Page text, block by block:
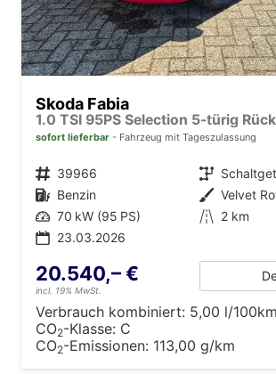
Skoda Fabia
sofort lieferbar Fahrzeug mit Tageszulassung
Fahrzeugnr. 39966 Getriebe
Kraftstoff Benzin Außenfarbe Velvet
Leistung 70 kW (95 PS) Kilometerstand 2 km
23.03.2026
20.540,– €
incl. 19% MwSt.
Verbrauch kombiniert: 5,00 l/100km
CO2-Klasse: C
CO2-Emissionen: 113,00 g/km